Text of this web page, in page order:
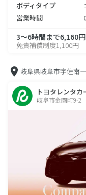
ボディタイプ
営業時間
3～6時間まで6,160円
免責補償制度1,100円
岐阜県岐阜市宇佐南
トヨタレンタカ
岐阜市金園町9-2